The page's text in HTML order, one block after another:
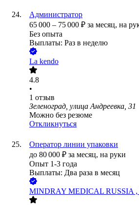
Администратор
65 000 – 75 000 ₽ за месяц, на
Без опыта
Выплаты: Раз в неделю
La kendo
4.8
•
1 отзыв
Зеленоград, улица Андреевка, 31
Можно без резюме
Откликнуться
Оператор линии упаковки
до 80 000 ₽ за месяц, на руки
Опыт 1-3 года
Выплаты: Два раза в месяц
MINDRAY MEDICAL RUSSIA ,